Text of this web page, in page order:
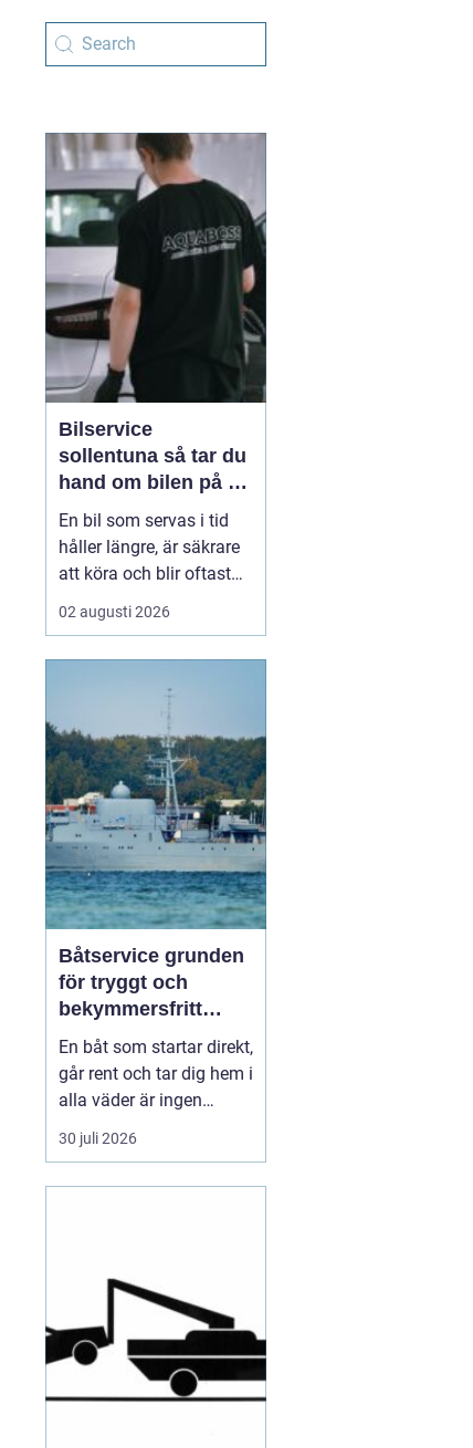
Bilservice
sollentuna så tar du
hand om bilen på ett
smart sätt
En bil som servas i tid
håller längre, är säkrare
att köra och blir oftast
billigare i längden. För
den som kör mycket i
Med r...
02 augusti 2026
Båtservice grunden
för tryggt och
bekymmersfritt
båtliv
En båt som startar direkt,
går rent och tar dig hem i
alla väder är ingen
slump. Bakom varje
problemfri båttur ligger
väntar tills något går
sönder, men den s...
30 juli 2026